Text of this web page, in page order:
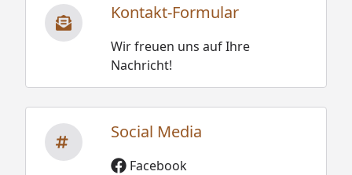
Kontakt-Formular
Wir freuen uns auf Ihre
Nachricht!
Social Media
Facebook